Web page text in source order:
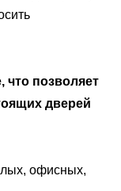
позволяет
дверей
офисных,